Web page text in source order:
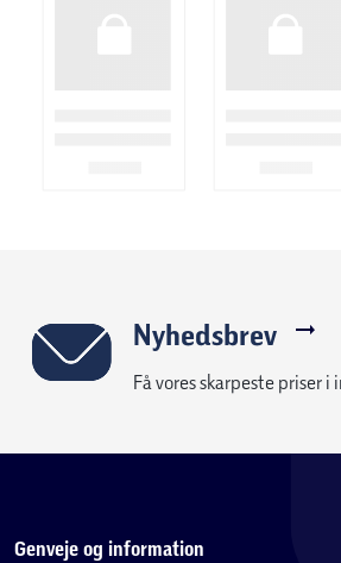
Dette innovative stylingværktøj er
din perfekte stil takket være dets
mulighed for at vælge din
knappen giver dig mulighed for at
Nyhedsbrev
Få vores skarpeste priser i
Genveje og information